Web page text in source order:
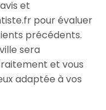
et
pour évaluer
précédents.
sera
et vous
adaptée à vos